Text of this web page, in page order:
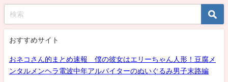
おすすめサイト
おネコさん的まとめ速報 僕の彼女はエリーちゃん人形！豆腐メ
ンタルメンヘラ電波中年アルバイターのぬいぐるみ男子末路編